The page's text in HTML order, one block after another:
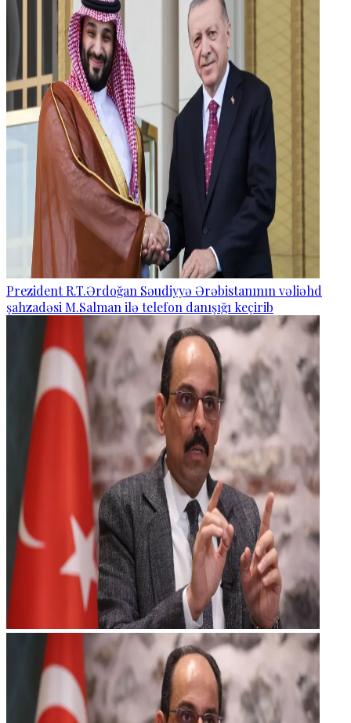
Prezident R.T.Ərdoğan Səudiyyə Ərəbistanının vəliəhd
şahzadəsi M.Salman ilə telefon danışığı keçirib